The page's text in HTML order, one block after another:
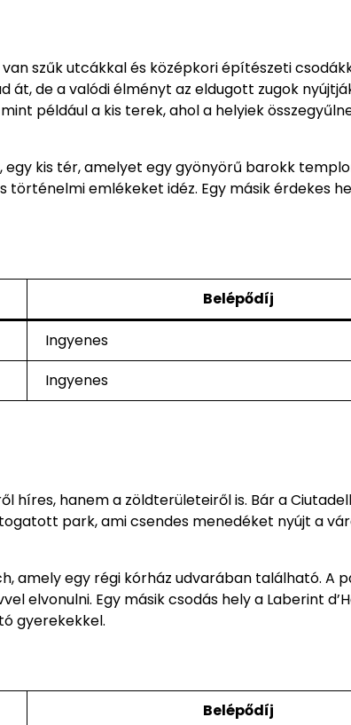
szűk utcákkal és középkori építészeti
de a valódi élményt az eldugott zugok
például a kis terek, ahol a helyiek
egy kis tér, amelyet egy gyönyörű barokk
történelmi emlékeket idéz. Egy másik érdekes
Belépődíj
Ingyenes
Ingyenes
híres, hanem a zöldterületeiről is. Bár a
park, ami csendes menedéket nyújt a
amely egy régi kórház udvarában található. A
elvonulni. Egy másik csodás hely a Laberint
gyerekekkel.
Belépődíj